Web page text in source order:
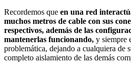
Recordemos que en una red
muchos metros de cable con sus
respectivos, además de las
mantenerlas funcionando, y siempre
problemática, dejando a cualquiera de
completo aislamiento de las demás